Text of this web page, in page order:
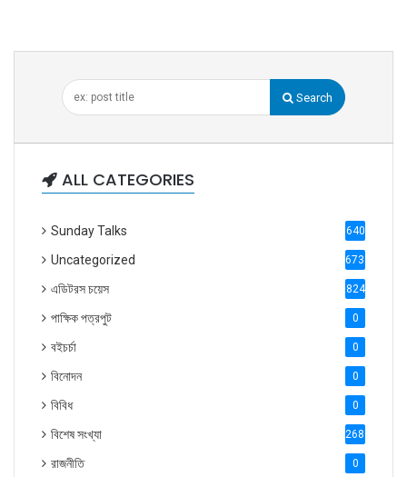
Search
ALL CATEGORIES
Sunday Talks 640
Uncategorized 6738
এডিটরস চয়েস 824
পাক্ষিক পত্রপুট 0
বইচর্চা 0
বিনোদন 0
বিবিধ 0
বিশেষ সংখ্যা 2686
রাজনীতি 0